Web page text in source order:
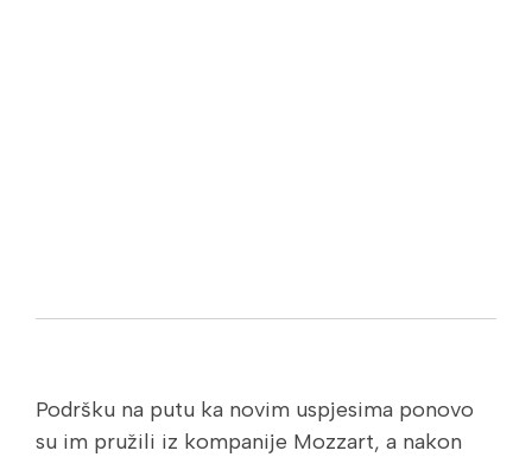
Podršku na putu ka novim uspjesima ponovo
su im pružili iz kompanije Mozzart, a nakon